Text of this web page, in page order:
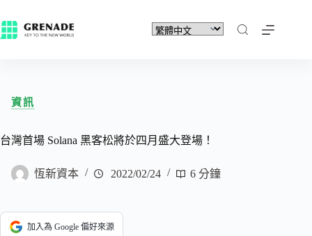
資訊
台灣首場 Solana 黑客松將於四月盛大登場！
恆新資本 2022/02/24 6 分鐘
加入為 Google 偏好來源